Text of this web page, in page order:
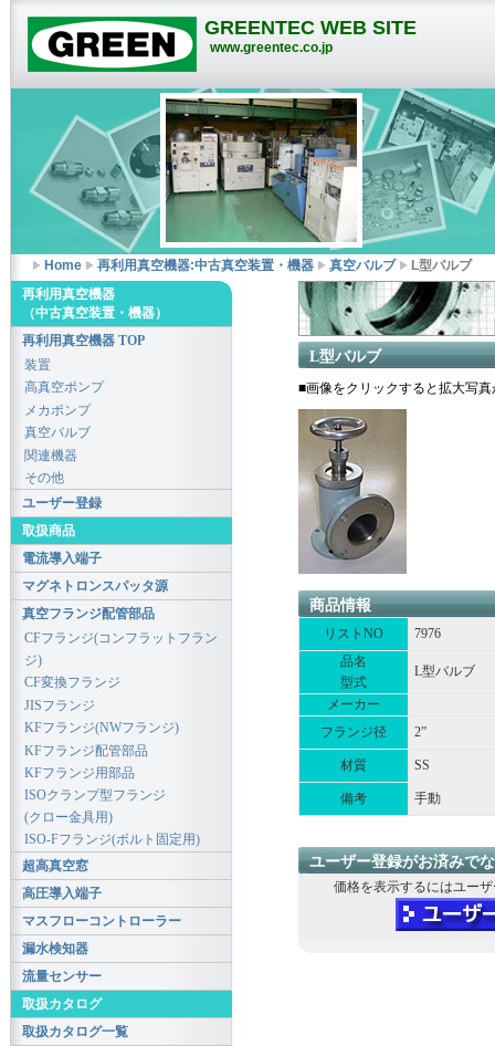
GREENTEC WEB SITE
www.greentec.co.jp
Home 再利用真空機器:中古真空装置・機器 真空バルブ L型バルブ
L型バルブ
■画像をクリックすると拡大写
商品情報
リストNO
7976
品名
型式
L型バルブ
メーカー
フランジ径
2”
材質 SS
備考 手動
ユーザー登録がお済みで
価格を表示するにはユー
再利用真空機器
（中古真空装置・機器）
再利用真空機器 TOP
装置
高真空ポンプ
メカポンプ
真空バルブ
関連機器
その他
ユーザー登録
取扱商品
電流導入端子
マグネトロンスパッタ源
真空フランジ配管部品
CFフランジ(コンフラットフラン
ジ)
CF変換フランジ
JISフランジ
KFフランジ(NWフランジ)
KFフランジ配管部品
KFフランジ用部品
ISOクランプ型フランジ
(クロー金具用)
ISO-Fフランジ(ボルト固定用)
超高真空窓
高圧導入端子
マスフローコントローラー
漏水検知器
流量センサー
取扱カタログ
取扱カタログ一覧